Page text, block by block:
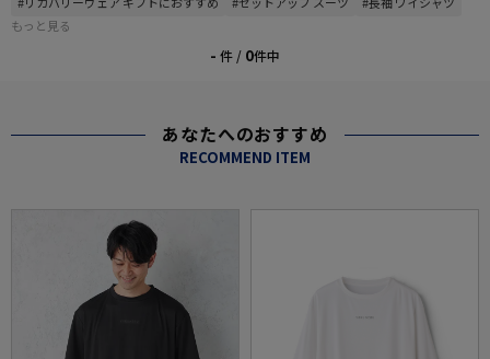
もっと見る
- 件 / 0件中
あなたへのおすすめ
RECOMMEND ITEM